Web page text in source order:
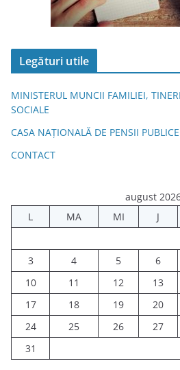
Legături utile
MINISTERUL MUNCII FAMILIEI,
SOCIALE
CASA NAȚIONALĂ DE PENSII PUBLICE
CONTACT
august
L
MA MI J
3
4 5 6
10
11 12 13
17
18 19 20
24
25 26 27
31